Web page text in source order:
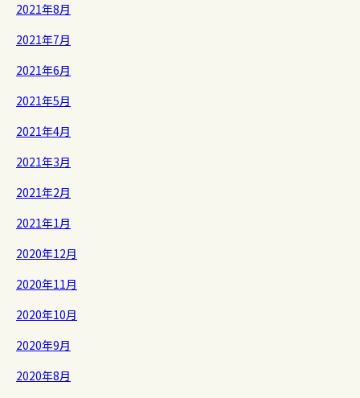
2021年8月
2021年7月
2021年6月
2021年5月
2021年4月
2021年3月
2021年2月
2021年1月
2020年12月
2020年11月
2020年10月
2020年9月
2020年8月